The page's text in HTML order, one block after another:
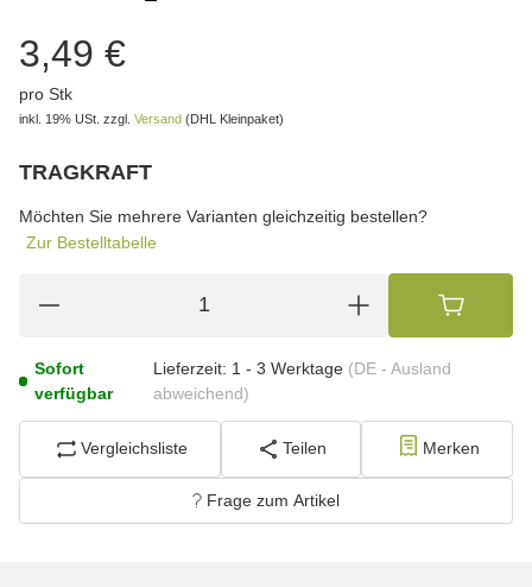
3,49 €
pro Stk
inkl. 19% USt. zzgl. Versand (DHL Kleinpaket)
TRAGKRAFT
Möchten Sie mehrere Varianten gleichzeitig bestellen?
Zur Bestelltabelle
Sofort
verfügbar
Lieferzeit: 1 - 3 Werktage (DE - Ausland
abweichend)
Vergleichsliste Teilen Merken
Frage zum Artikel